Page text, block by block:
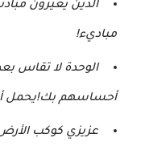
الذين يغيرون
مباديء!
الوحدة لا تقاس
أحساسهم بك!يحمل
عزيزي كوكب